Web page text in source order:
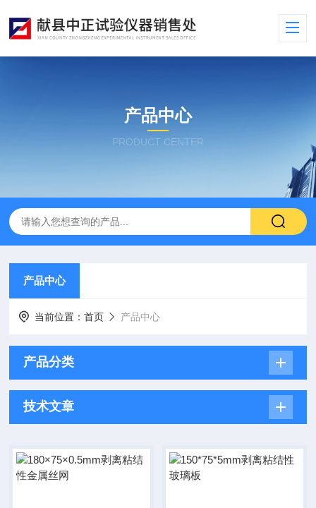
产品中心
PRODUCT CENTER
产品中心
当前位置：首页 产品中心
产品分类
技术文章